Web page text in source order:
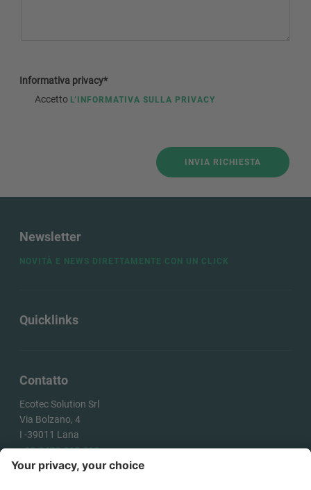
Informativa privacy*
Accetto L’INFORMATIVA SULLA PRIVACY
INVIA RICHIESTA
Contatto
Ecotec Solution Srl
Via Bolzano, 4
I -39011 Lana
+39 0473 313 010
info@ecotecsolution.com
Quicklinks
Newsletter
NOVITÀ E NEWS DIRETTAMENTE CON UN CLICK